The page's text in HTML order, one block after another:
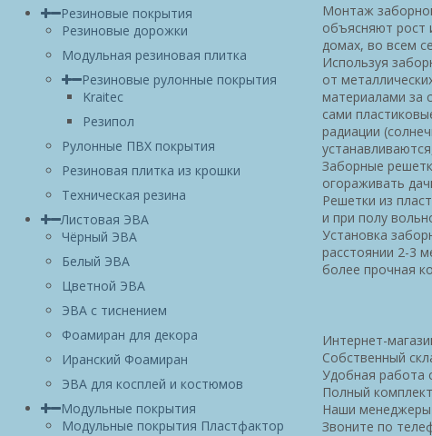
Монтаж
объясняют рост
домах, во всем
Используя
от
материалами за
сами
радиации
Заборные
огораживать
Решетки из
и при полу
Установка
расстоянии 2-3
более прочная
Интернет-
Собственный
Удобная работа
Полный
Наши менеджеры
Звоните по
Резиновые покрытия
Резиновые дорожки
Модульная резиновая плитка
Резиновые рулонные покрытия
Kraitec
Резипол
Рулонные ПВХ покрытия
Резиновая плитка из крошки
Техническая резина
Листовая ЭВА
Чёрный ЭВА
Белый ЭВА
Цветной ЭВА
ЭВА с тиснением
Фоамиран для декора
Иранский Фоамиран
ЭВА для косплей и костюмов
Модульные покрытия
Модульные покрытия Пластфактор